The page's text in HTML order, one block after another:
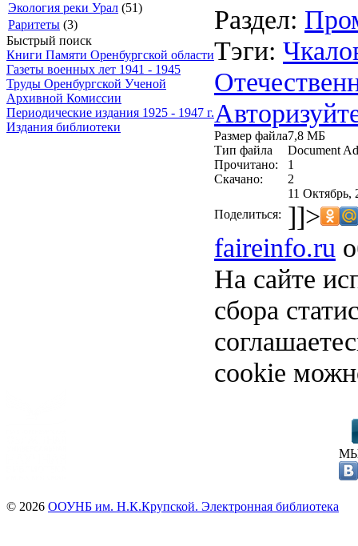
Экология реки Урал (51)
Раритеты (3)
Быстрый поиск
Книги Памяти Оренбургской области
Газеты военных лет 1941 - 1945
Труды Оренбургской Ученой
Архивной Комиссии
Периодические издания 1925 - 1947 г.
Издания библиотеки
Раздел:
Тэги:
Размер файла7,8 МБ
Тип файла
Document
Прочитано:
1
Скачано:
2
11 Октябрь,
Поделиться: ]]>
faireinfo.ru
На сайте
сбора
cookie
© 2026 ООУНБ им. Н.К.Крупской. Электронная библиотека